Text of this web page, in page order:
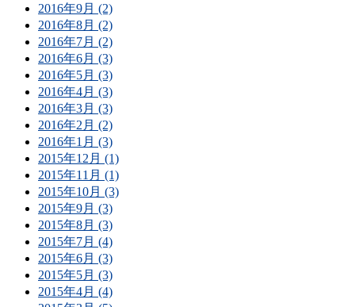
2016年9月 (2)
2016年8月 (2)
2016年7月 (2)
2016年6月 (3)
2016年5月 (3)
2016年4月 (3)
2016年3月 (3)
2016年2月 (2)
2016年1月 (3)
2015年12月 (1)
2015年11月 (1)
2015年10月 (3)
2015年9月 (3)
2015年8月 (3)
2015年7月 (4)
2015年6月 (3)
2015年5月 (3)
2015年4月 (4)